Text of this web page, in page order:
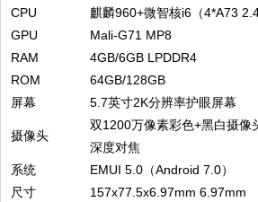
CPU
麒麟960+微智核i6（4*A73
GPU
Mali-G71 MP8
RAM
4GB/6GB LPDDR4
ROM
64GB/128GB
屏幕
5.7英寸2K分辨率护眼屏幕
摄像头
双1200万像素彩色+黑白摄像
深度对焦
系统
EMUI 5.0（Android 7.0）
尺寸
157x77.5x6.97mm 6.97mm